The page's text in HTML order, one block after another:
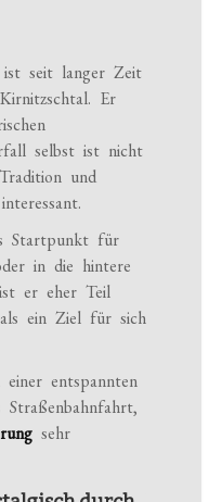
seit langer Zeit
Er
selbst ist nicht
und
Startpunkt für
in die hintere
ist er eher Teil
ein Ziel für sich
entspannten
sehr